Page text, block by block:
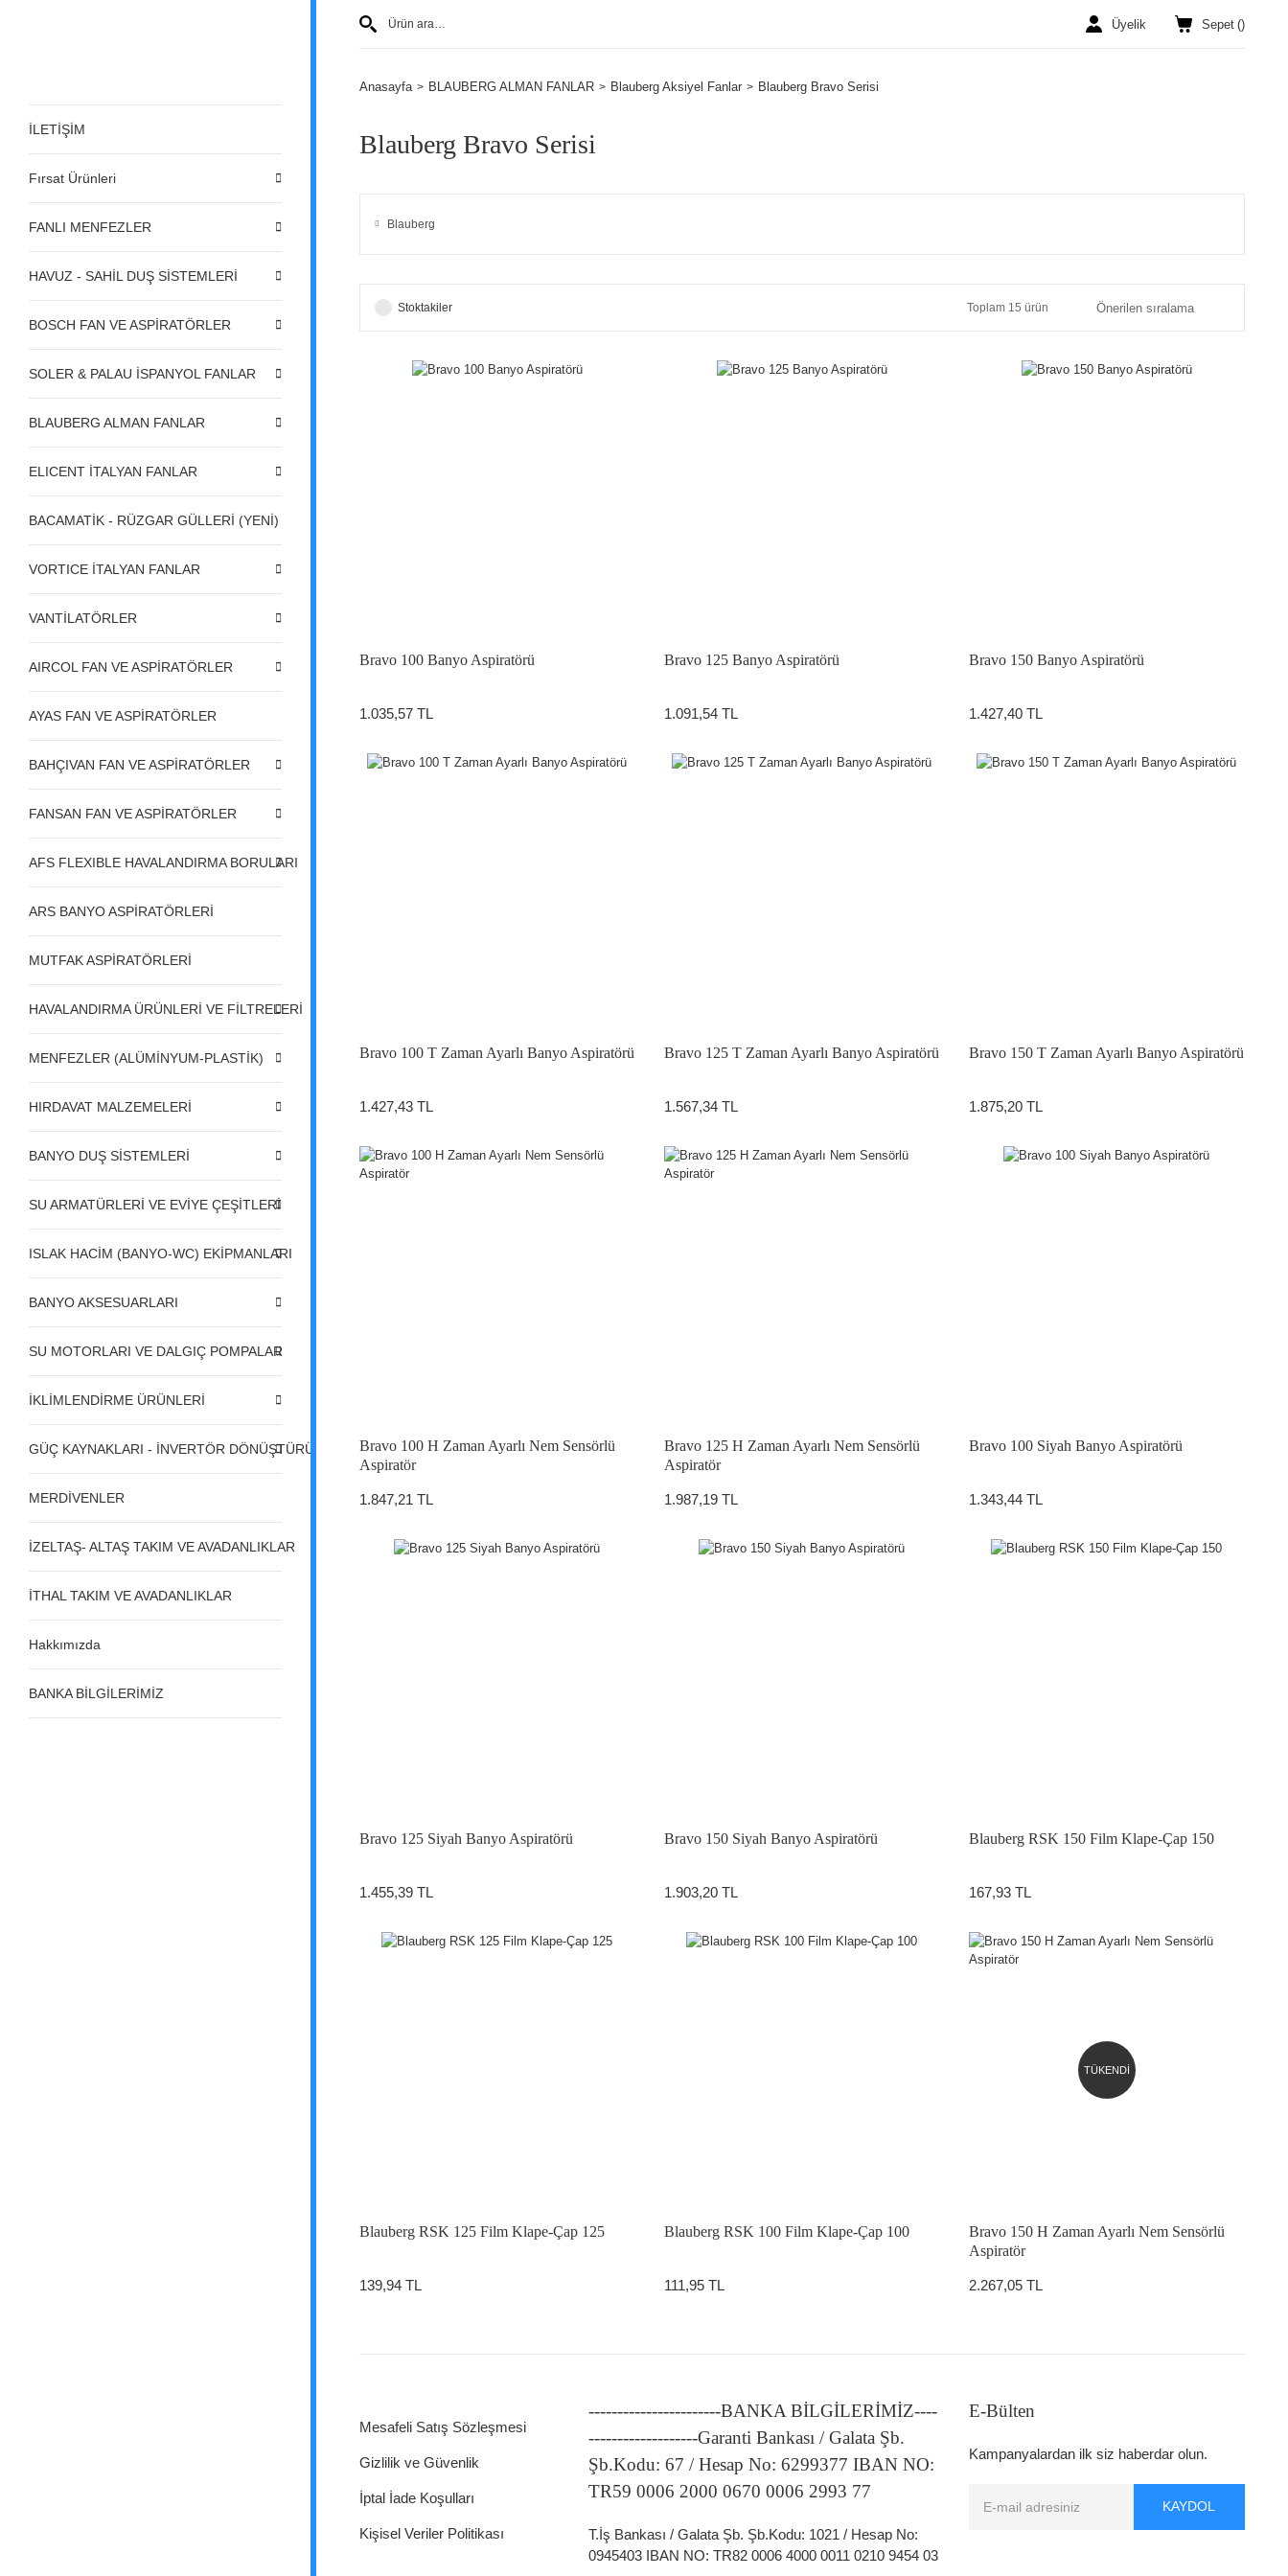
İLETİŞİM
Fırsat Ürünleri
FANLI MENFEZLER
HAVUZ - SAHİL DUŞ SİSTEMLERİ
BOSCH FAN VE ASPİRATÖRLER
SOLER & PALAU İSPANYOL FANLAR
BLAUBERG ALMAN FANLAR
ELICENT İTALYAN FANLAR
BACAMATİK - RÜZGAR GÜLLERİ (YENİ)
VORTICE İTALYAN FANLAR
VANTİLATÖRLER
AIRCOL FAN VE ASPİRATÖRLER
AYAS FAN VE ASPİRATÖRLER
BAHÇIVAN FAN VE ASPİRATÖRLER
FANSAN FAN VE ASPİRATÖRLER
AFS FLEXIBLE HAVALANDIRMA BORULARI
ARS BANYO ASPİRATÖRLERİ
MUTFAK ASPİRATÖRLERİ
HAVALANDIRMA ÜRÜNLERİ VE FİLTRELERİ
MENFEZLER (ALÜMİNYUM-PLASTİK)
HIRDAVAT MALZEMELERİ
BANYO DUŞ SİSTEMLERİ
SU ARMATÜRLERİ VE EVİYE ÇEŞİTLERİ
ISLAK HACİM (BANYO-WC) EKİPMANLARI
BANYO AKSESUARLARI
SU MOTORLARI VE DALGIÇ POMPALAR
İKLİMLENDİRME ÜRÜNLERİ
GÜÇ KAYNAKLARI - İNVERTÖR DÖNÜŞTÜRÜCÜLER - REGÜLATÖRLER
MERDİVENLER
İZELTAŞ- ALTAŞ TAKIM VE AVADANLIKLAR
İTHAL TAKIM VE AVADANLIKLAR
Hakkımızda
BANKA BİLGİLERİMİZ
Üyelik Sepet ()
Anasayfa BLAUBERG ALMAN FANLAR Blauberg Aksiyel Fanlar Blauberg Bravo Serisi
Blauberg Bravo Serisi
Blauberg
Stoktakiler Toplam 15 ürün
Bravo 100 Banyo Aspiratörü
1.035,57 TL
Bravo 125 Banyo Aspiratörü
1.091,54 TL
Bravo 150 Banyo Aspiratörü
1.427,40 TL
Bravo 100 T Zaman Ayarlı Banyo Aspiratörü
1.427,43 TL
Bravo 125 T Zaman Ayarlı Banyo Aspiratörü
1.567,34 TL
Bravo 150 T Zaman Ayarlı Banyo Aspiratörü
1.875,20 TL
Bravo 100 H Zaman Ayarlı Nem Sensörlü
Aspiratör
1.847,21 TL
Bravo 125 H Zaman Ayarlı Nem Sensörlü
Aspiratör
1.987,19 TL
Bravo 100 Siyah Banyo Aspiratörü
1.343,44 TL
Bravo 125 Siyah Banyo Aspiratörü
1.455,39 TL
Bravo 150 Siyah Banyo Aspiratörü
1.903,20 TL
Blauberg RSK 150 Film Klape-Çap 150
167,93 TL
Blauberg RSK 125 Film Klape-Çap 125
139,94 TL
Blauberg RSK 100 Film Klape-Çap 100
111,95 TL
TÜKENDİ
Bravo 150 H Zaman Ayarlı Nem Sensörlü
Aspiratör
2.267,05 TL
Mesafeli Satış Sözleşmesi
Gizlilik ve Güvenlik
İptal İade Koşulları
Kişisel Veriler Politikası
-----------------------BANKA BİLGİLERİMİZ----
-------------------Garanti Bankası / Galata Şb.
Şb.Kodu: 67 / Hesap No: 6299377 IBAN NO:
TR59 0006 2000 0670 0006 2993 77
T.İş Bankası / Galata Şb. Şb.Kodu: 1021 / Hesap No:
0945403 IBAN NO: TR82 0006 4000 0011 0210 9454 03
E-Bülten
Kampanyalardan ilk siz haberdar olun.
KAYDOL